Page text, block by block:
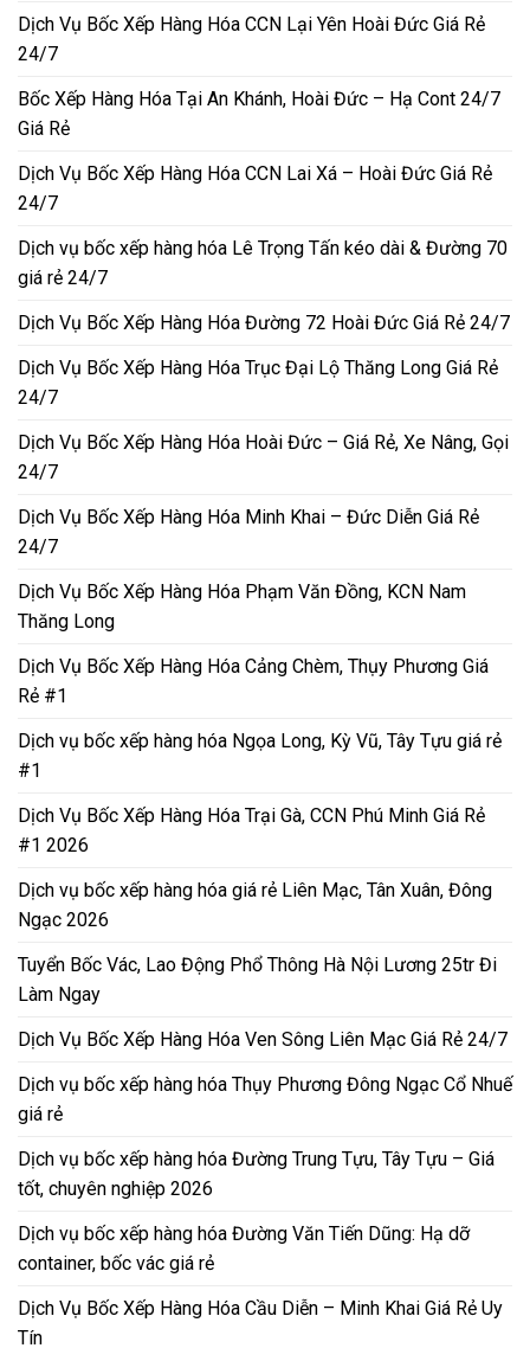
Dịch Vụ Bốc Xếp Hàng Hóa CCN Lại Yên Hoài Đức Giá Rẻ
24/7
Bốc Xếp Hàng Hóa Tại An Khánh, Hoài Đức – Hạ Cont 24/7
Giá Rẻ
Dịch Vụ Bốc Xếp Hàng Hóa CCN Lai Xá – Hoài Đức Giá Rẻ
24/7
Dịch vụ bốc xếp hàng hóa Lê Trọng Tấn kéo dài & Đường 70
giá rẻ 24/7
Dịch Vụ Bốc Xếp Hàng Hóa Đường 72 Hoài Đức Giá Rẻ 24/7
Dịch Vụ Bốc Xếp Hàng Hóa Trục Đại Lộ Thăng Long Giá Rẻ
24/7
Dịch Vụ Bốc Xếp Hàng Hóa Hoài Đức – Giá Rẻ, Xe Nâng, Gọi
24/7
Dịch Vụ Bốc Xếp Hàng Hóa Minh Khai – Đức Diễn Giá Rẻ
24/7
Dịch Vụ Bốc Xếp Hàng Hóa Phạm Văn Đồng, KCN Nam
Thăng Long
Dịch Vụ Bốc Xếp Hàng Hóa Cảng Chèm, Thụy Phương Giá
Rẻ #1
Dịch vụ bốc xếp hàng hóa Ngọa Long, Kỳ Vũ, Tây Tựu giá rẻ
#1
Dịch Vụ Bốc Xếp Hàng Hóa Trại Gà, CCN Phú Minh Giá Rẻ
#1 2026
Dịch vụ bốc xếp hàng hóa giá rẻ Liên Mạc, Tân Xuân, Đông
Ngạc 2026
Tuyển Bốc Vác, Lao Động Phổ Thông Hà Nội Lương 25tr Đi
Làm Ngay
Dịch Vụ Bốc Xếp Hàng Hóa Ven Sông Liên Mạc Giá Rẻ 24/7
Dịch vụ bốc xếp hàng hóa Thụy Phương Đông Ngạc Cổ Nhuế
giá rẻ
Dịch vụ bốc xếp hàng hóa Đường Trung Tựu, Tây Tựu – Giá
tốt, chuyên nghiệp 2026
Dịch vụ bốc xếp hàng hóa Đường Văn Tiến Dũng: Hạ dỡ
container, bốc vác giá rẻ
Dịch Vụ Bốc Xếp Hàng Hóa Cầu Diễn – Minh Khai Giá Rẻ Uy
Tín